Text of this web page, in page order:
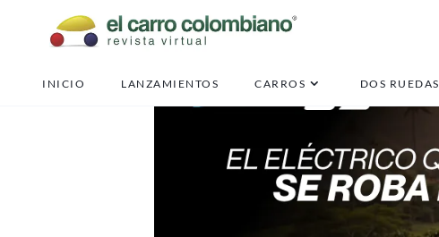
INICIO LANZAMIENTOS CARROS DOS RUEDAS